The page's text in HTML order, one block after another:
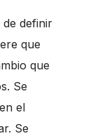
de definir
que
que
Se
el
Se